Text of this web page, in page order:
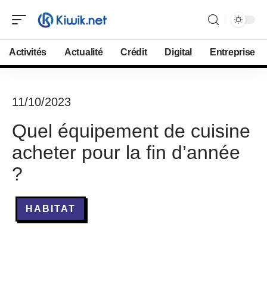
Activités Actualité Crédit Digital Entreprise
11/10/2023
Quel équipement de cuisine
acheter pour la fin d’année
?
HABITAT